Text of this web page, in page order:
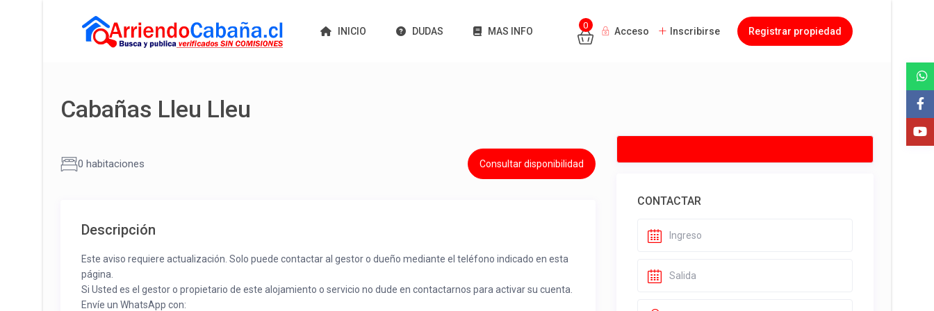
INICIO DUDAS MAS INFO
0
Acceso Inscribirse Registrar propiedad
Cabañas Lleu Lleu
0 habitaciones Consultar disponibilidad
Descripción
Este aviso requiere actualización. Solo puede contactar al gestor o dueño mediante el teléfono indicado en esta
página.
Si Usted es el gestor o propietario de este alojamiento o servicio no dude en contactarnos para activar su cuenta.
Envíe un WhatsApp con:
CONTACTAR